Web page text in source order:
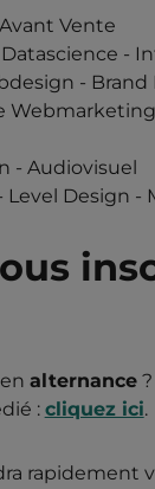
Vente
-
- Brand
- Audiovisuel
Level Design -
alternance?
: cliquez ici.
rapidement